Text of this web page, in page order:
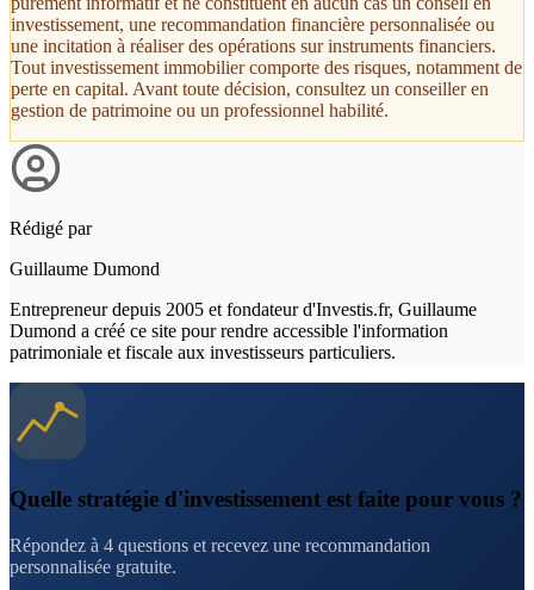
investissement, une recommandation financière personnalisée ou
une incitation à réaliser des opérations sur instruments financiers.
Tout investissement immobilier comporte des risques, notamment de
perte en capital. Avant toute décision, consultez un conseiller en
gestion de patrimoine ou un professionnel habilité.
Rédigé par
Guillaume Dumond
Entrepreneur depuis 2005 et fondateur d'Investis.fr, Guillaume
Dumond a créé ce site pour rendre accessible l'information
patrimoniale et fiscale aux investisseurs particuliers.
Quelle stratégie d'investissement est faite pour vous ?
Répondez à 4 questions et recevez une recommandation
personnalisée gratuite.